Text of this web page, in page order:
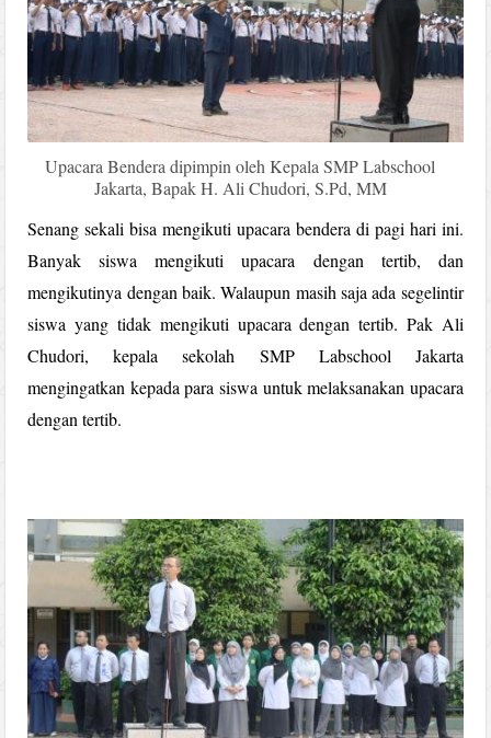
Upacara Bendera dipimpin oleh Kepala SMP Labschool
Jakarta, Bapak H. Ali Chudori, S.Pd, MM
Senang sekali bisa mengikuti upacara bendera di pagi hari ini.
Banyak siswa mengikuti upacara dengan tertib, dan
mengikutinya dengan baik. Walaupun masih saja ada segelintir
siswa yang tidak mengikuti upacara dengan tertib. Pak Ali
Chudori, kepala sekolah SMP Labschool Jakarta
mengingatkan kepada para siswa untuk melaksanakan upacara
dengan tertib.